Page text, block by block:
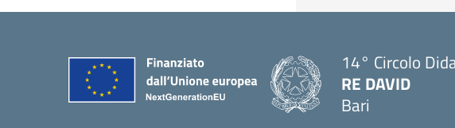
14° Circolo
RE DAVID
Bari